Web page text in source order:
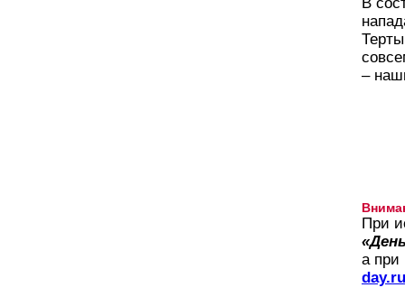
В
–
При
а при
day.ru